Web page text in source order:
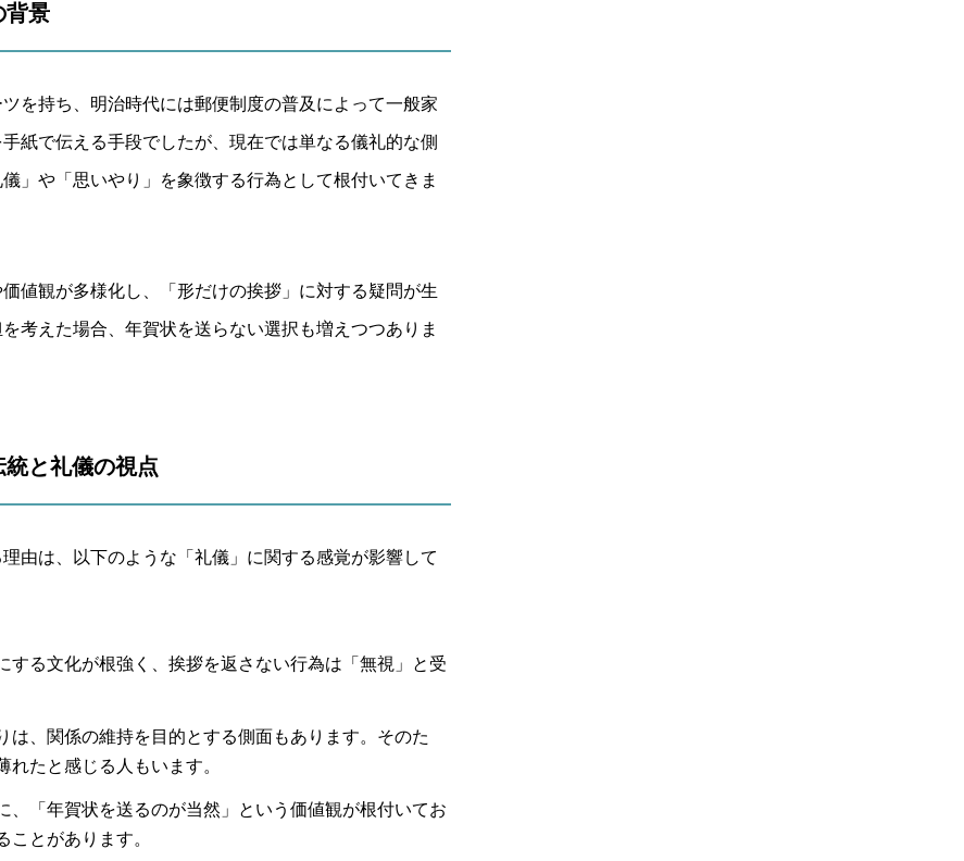
背景
を持ち、明治時代には郵便制度の普及によって一般家
紙で伝える手段でしたが、現在では単なる儀礼的な側
」や「思いやり」を象徴する行為として根付いてきま
値観が多様化し、「形だけの挨拶」に対する疑問が生
考えた場合、年賀状を送らない選択も増えつつありま
と礼儀の視点
由は、以下のような「礼儀」に関する感覚が影響して
する文化が根強く、挨拶を返さない行為は「無視」と受
は、関係の維持を目的とする側面もあります。そのた
たと感じる人もいます。
、「年賀状を送るのが当然」という価値観が根付いてお
ことがあります。